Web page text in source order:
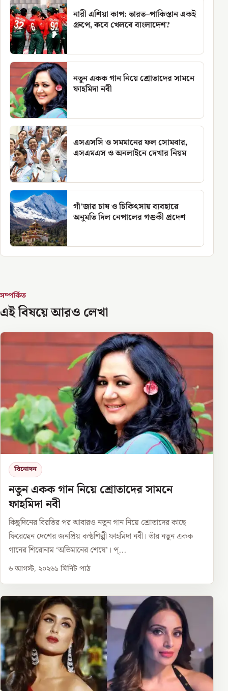
নারী এশিয়া কাপ: ভারত–পাকিস্তান একই
গ্রুপে, কবে খেলবে বাংলাদেশ?
নতুন একক গান নিয়ে শ্রোতাদের সামনে
ফাহমিদা নবী
এসএসসি ও সমমানের ফল সোমবার,
এসএমএস ও অনলাইনে দেখার নিয়ম
গাঁ’জার চাষ ও চিকিৎসায় ব্যবহারে
অনুমতি দিল নেপালের গণ্ডকী প্রদেশ
সম্পর্কিত
এই বিষয়ে আরও লেখা
বিনোদন
নতুন একক গান নিয়ে শ্রোতাদের সামনে
ফাহমিদা নবী
কিছুদিনের বিরতির পর আবারও নতুন গান নিয়ে শ্রোতাদের কাছে
ফিরেছেন দেশের জনপ্রিয় কণ্ঠশিল্পী ফাহমিদা নবী। তাঁর নতুন একক
গানের শিরোনাম ‘অভিমানের শেষে’। প্...
৬ আগস্ট, ২০২৬১ মিনিট পাঠ